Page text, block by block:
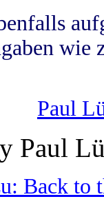
wie
Paul
Paul
Back to